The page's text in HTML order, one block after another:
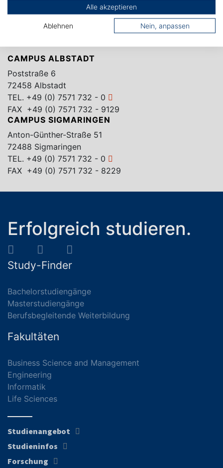
CAMPUS ALBSTADT
Poststraße 6
72458 Albstadt
TEL. +49 (0) 7571 732 - 0
FAX +49 (0) 7571 732 - 9129
CAMPUS SIGMARINGEN
Anton-Günther-Straße 51
72488 Sigmaringen
TEL. +49 (0) 7571 732 - 0
FAX +49 (0) 7571 732 - 8229
Erfolgreich studieren.
Study-Finder
Bachelorstudiengänge
Masterstudiengänge
Berufsbegleitende Weiterbildung
Fakultäten
Business Science and Management
Engineering
Informatik
Life Sciences
Studienangebot
Studieninfos
Forschung
Alle akzeptieren
Ablehnen Nein, anpassen